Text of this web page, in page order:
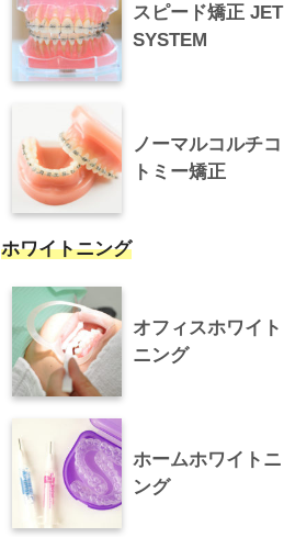
スピード矯正 JET
SYSTEM
ノーマルコルチコ
トミー矯正
ホワイトニング
オフィスホワイト
ニング
ホームホワイトニ
ング